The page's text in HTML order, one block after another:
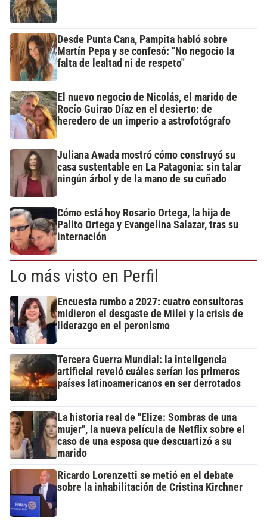
Desde Punta Cana, Pampita habló sobre
Martín Pepa y se confesó: "No negocio la
falta de lealtad ni de respeto"
El nuevo negocio de Nicolás, el marido de
Rocío Guirao Díaz en el desierto: de
heredero de un imperio a astrofotógrafo
Juliana Awada mostró cómo construyó su
casa sustentable en La Patagonia: sin talar
ningún árbol y de la mano de su cuñado
Cómo está hoy Rosario Ortega, la hija de
Palito Ortega y Evangelina Salazar, tras su
internación
Lo más visto en Perfil
Encuesta rumbo a 2027: cuatro consultoras
midieron el desgaste de Milei y la crisis de
liderazgo en el peronismo
Tercera Guerra Mundial: la inteligencia
artificial reveló cuáles serían los primeros
países latinoamericanos en ser derrotados
La historia real de "Elize: Sombras de una
mujer", la nueva película de Netflix sobre el
caso de una esposa que descuartizó a su
marido
Ricardo Lorenzetti se metió en el debate
sobre la inhabilitación de Cristina Kirchner